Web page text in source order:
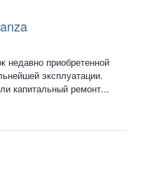
недавно приобретенной
эксплуатации.
капитальный ремонт...